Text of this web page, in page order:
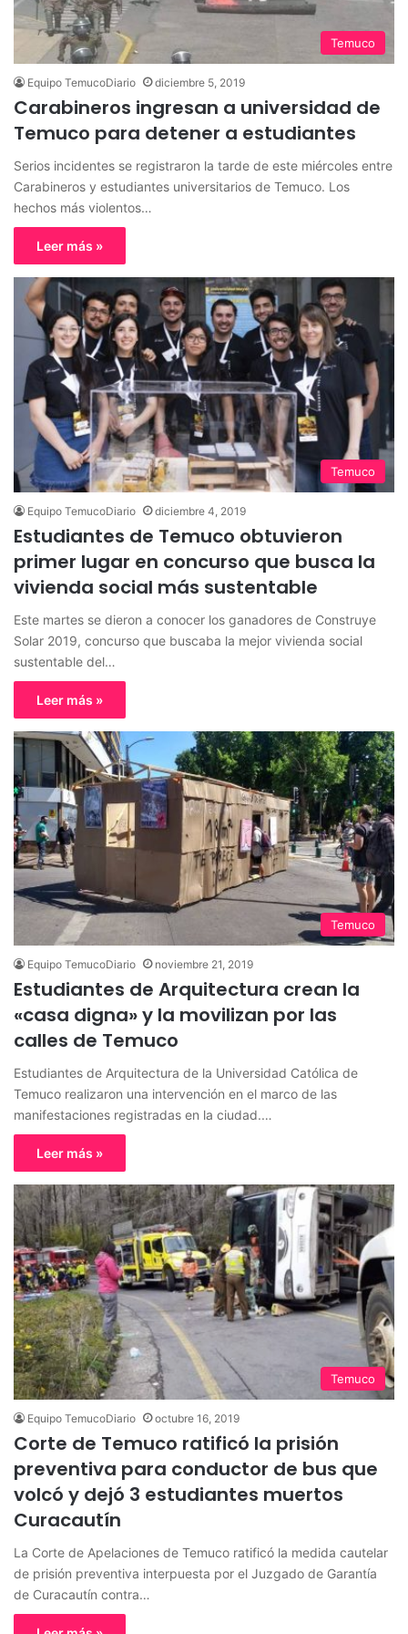
Temuco
Equipo TemucoDiario diciembre 5, 2019
Carabineros ingresan a universidad de
Temuco para detener a estudiantes
Serios incidentes se registraron la tarde de este miércoles entre
Carabineros y estudiantes universitarios de Temuco. Los
hechos más violentos…
Leer más »
Temuco
Equipo TemucoDiario diciembre 4, 2019
Estudiantes de Temuco obtuvieron
primer lugar en concurso que busca la
vivienda social más sustentable
Este martes se dieron a conocer los ganadores de Construye
Solar 2019, concurso que buscaba la mejor vivienda social
sustentable del…
Leer más »
Temuco
Equipo TemucoDiario noviembre 21, 2019
Estudiantes de Arquitectura crean la
«casa digna» y la movilizan por las
calles de Temuco
Estudiantes de Arquitectura de la Universidad Católica de
Temuco realizaron una intervención en el marco de las
manifestaciones registradas en la ciudad.…
Leer más »
Temuco
Equipo TemucoDiario octubre 16, 2019
Corte de Temuco ratificó la prisión
preventiva para conductor de bus que
volcó y dejó 3 estudiantes muertos
Curacautín
La Corte de Apelaciones de Temuco ratificó la medida cautelar
de prisión preventiva interpuesta por el Juzgado de Garantía
de Curacautín contra…